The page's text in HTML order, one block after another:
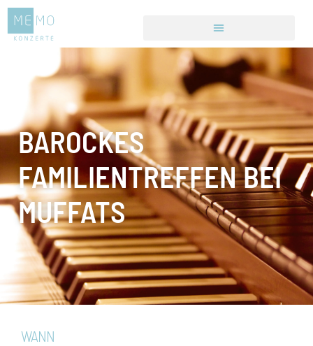
BAROCKES
FAMILIENTREFFEN BEI
MUFFATS
WANN